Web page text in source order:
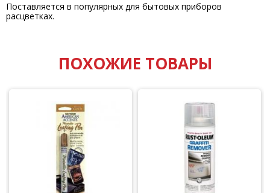
Поставляется в популярных для бытовых приборов
расцветках.
ПОХОЖИЕ ТОВАРЫ